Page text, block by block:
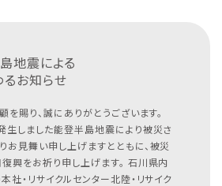
地震による
お知らせ
賜り、誠にありがとうございます。
生しました能登半島地震により被災さ
お見舞い申し上げますとともに、被災
興をお祈り申し上げます。 石川県内
社・リサイクルセンター北陸・リサイク